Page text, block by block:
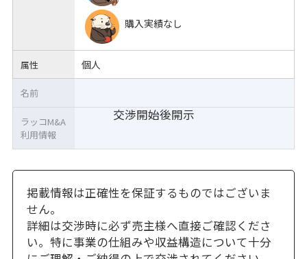
購入実績なし
属性 個人
交渉開始後開示
名前
ラッコM&A
利用情報
掲載情報は正確性を保証するものではございま
せん。
詳細は交渉時に必ず売主様へ直接ご確認くださ
い。特に事業の仕組みや収益構造について十分